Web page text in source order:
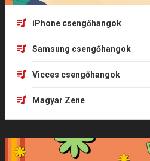
iPhone csengőhangok
Samsung csengőhangok
Vicces csengőhangok
Magyar Zene